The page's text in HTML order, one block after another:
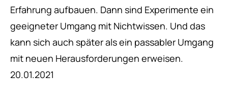
Erfahrung aufbauen. Dann sind Experimente ein
geeigneter Umgang mit Nichtwissen. Und das
kann sich auch später als ein passabler Umgang
mit neuen Herausforderungen erweisen.
20.01.2021